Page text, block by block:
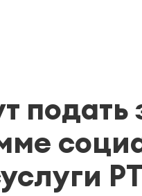
РТ